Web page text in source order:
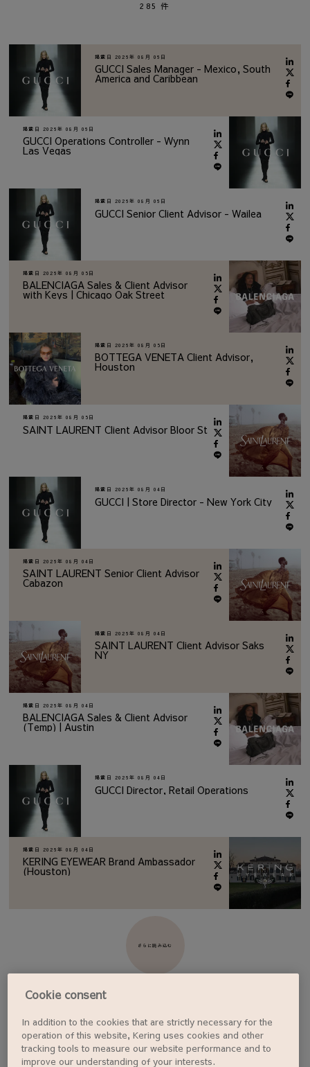
285 件
掲載日 2026年 08月 06日
GUCCI Sales Manager - Mexico, South
America and Caribbean
掲載日 2026年 08月 06日
GUCCI Operations Controller - Wynn
Las Vegas
掲載日 2026年 08月 06日
GUCCI Senior Client Advisor - Wailea
掲載日 2026年 08月 05日
BALENCIAGA Sales & Client Advisor
with Keys | Chicago Oak Street
掲載日 2026年 08月 05日
BOTTEGA VENETA Client Advisor,
Houston
掲載日 2026年 08月 05日
SAINT LAURENT Client Advisor Bloor St
掲載日 2026年 08月 04日
GUCCI | Store Director - New York City
掲載日 2026年 08月 04日
SAINT LAURENT Senior Client Advisor
Cabazon
掲載日 2026年 08月 04日
SAINT LAURENT Client Advisor Saks
NY
掲載日 2026年 08月 04日
BALENCIAGA Sales & Client Advisor
(Temp) | Austin
掲載日 2026年 08月 04日
GUCCI Director, Retail Operations
掲載日 2026年 08月 04日
KERING EYEWEAR Brand Ambassador
(Houston)
さらに読み込む
ジョブアラートを設定する
Cookie consent
In addition to the cookies that are strictly necessary for the
operation of this website, Kering uses cookies and other
tracking tools to measure our website performance and to
improve our understanding of your interests.